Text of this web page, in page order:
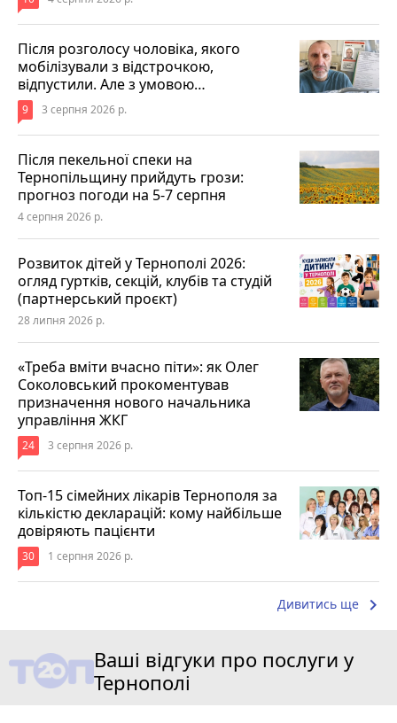
Після розголосу чоловіка, якого
мобілізували з відстрочкою,
відпустили. Але з умовою…
9 3 серпня 2026 р.
Після пекельної спеки на
Тернопільщину прийдуть грози:
прогноз погоди на 5-7 серпня
4 серпня 2026 р.
Розвиток дітей у Тернополі 2026:
огляд гуртків, секцій, клубів та студій
(партнерський проєкт)
28 липня 2026 р.
«Треба вміти вчасно піти»: як Олег
Соколовський прокоментував
призначення нового начальника
управління ЖКГ
24 3 серпня 2026 р.
Топ-15 сімейних лікарів Тернополя за
кількістю декларацій: кому найбільше
довіряють пацієнти
30 1 серпня 2026 р.
Дивитись ще keyboard_arrow_right
Ваші відгуки про послуги у
Тернополі